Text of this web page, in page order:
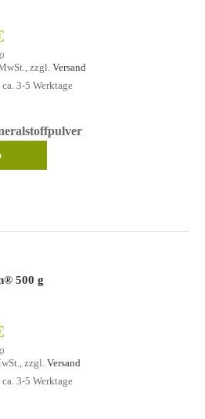
zzgl.Versand
3-5 Werktage
500 g
zzgl.Versand
3-5 Werktage